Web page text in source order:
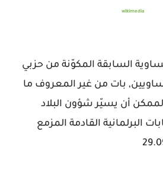
wikimedia
السابقة المكوّنة من حزبي
بات من غير المعروف ما
أن يسيّر شؤون البلاد
البرلمانية القادمة المزمع